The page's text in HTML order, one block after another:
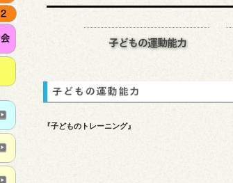
『子どものトレーニング』